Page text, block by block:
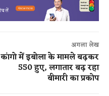
अगला लेख
कांगो में इबोला के मामले बढ़कर
550 हुए, लगातार बढ़ रहा
बीमारी का प्रकोप